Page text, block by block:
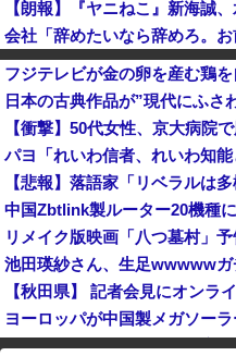
池田瑛紗さん、生足wwwwwガ
ヨーロッパが中国製メガソー
韓国サッカーのイメージが墜落